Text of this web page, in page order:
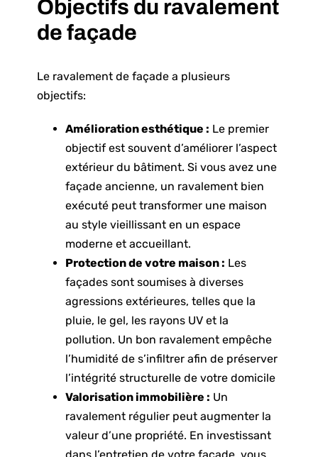
Objectifs du ravalement
de façade
Le ravalement de façade a plusieurs
objectifs:
Amélioration esthétique : Le premier
objectif est souvent d’améliorer l’aspect
extérieur du bâtiment. Si vous avez une
façade ancienne, un ravalement bien
exécuté peut transformer une maison
au style vieillissant en un espace
moderne et accueillant.
Protection de votre maison : Les
façades sont soumises à diverses
agressions extérieures, telles que la
pluie, le gel, les rayons UV et la
pollution. Un bon ravalement empêche
l’humidité de s’infiltrer afin de préserver
l’intégrité structurelle de votre domicile
Valorisation immobilière : Un
ravalement régulier peut augmenter la
valeur d’une propriété. En investissant